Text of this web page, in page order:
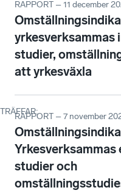
TRÄFFAR:
RAPPORT – 11 december
yrkesverksammas
studier,
att yrkesväxla
RAPPORT – 7 november
studier och